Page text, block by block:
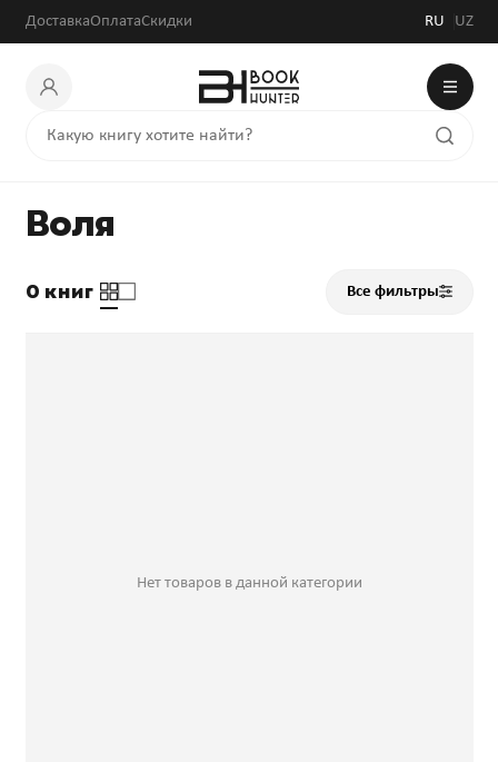
ДоставкаОплатаСкидки RU UZ
Воля
0 книг Все фильтры
Нет товаров в данной категории